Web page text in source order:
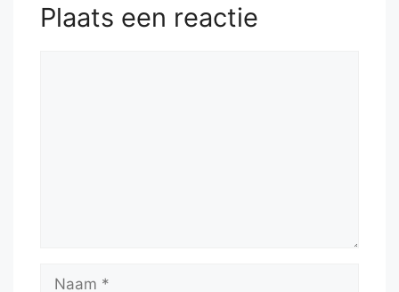
Plaats een reactie
Naam